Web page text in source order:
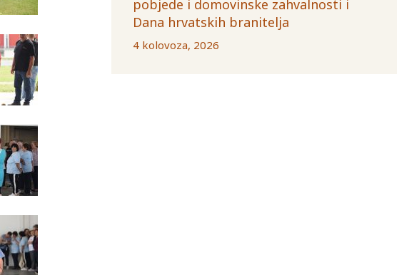
pobjede i domovinske zahvalnosti i
Dana hrvatskih branitelja
4 kolovoza, 2026